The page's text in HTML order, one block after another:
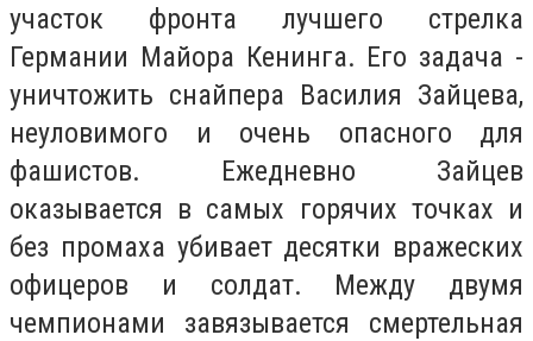
участок фронта лучшего стрелка
Германии Майора Кенинга. Его задача -
уничтожить снайпера Василия Зайцева,
неуловимого и очень опасного для
фашистов. Ежедневно Зайцев
оказывается в самых горячих точках и
без промаха убивает десятки вражеских
офицеров и солдат. Между двумя
чемпионами завязывается смертельная